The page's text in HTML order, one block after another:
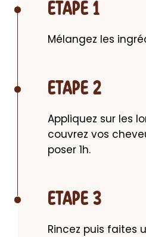
ETAPE 1
Mélangez les
ETAPE 2
Appliquez sur les
couvrez vos
poser 1h.
ETAPE 3
Rincez puis faites